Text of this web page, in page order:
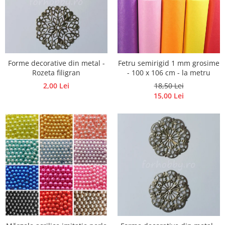
Carton/Hartie efecte speciale
Carton/Hartie Scrapbooking
Carton/Hartie unicolor
Hartie creponata
Hartie reciclata/manuala
Plicuri
Carton
Rame, albume, notesuri
Masti
Forme/Figurine carton
Panglici, snururi, sarma
Dantela
Forme decorative din metal -
Rozeta filigran
2,00 Lei
Fetru semirigid 1 mm grosime
- 100 x 106 cm - la metru
18,50 Lei
15,00 Lei